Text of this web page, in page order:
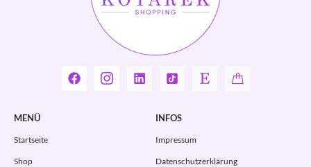
MENÜ
Startseite
Shop
INFOS
Impressum
Datenschutzerklärung